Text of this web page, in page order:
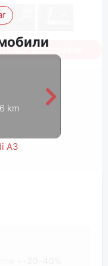
km
A3
все фотографии